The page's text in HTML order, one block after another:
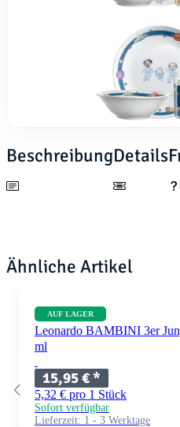
BeschreibungDetails
Ähnliche Artikel
AUF LAGER
Leonardo BAMBINI 3er
ml
15,95 €*
5,32 € pro 1 Stück
Sofort verfügbar
Lieferzeit: 1 - 3 Werktage